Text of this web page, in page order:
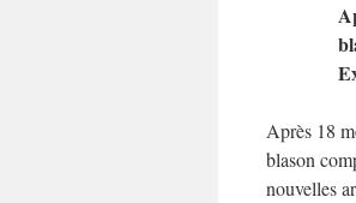
Après 18
blason
nouvelles